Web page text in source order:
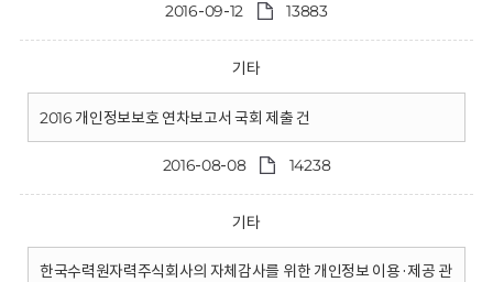
2016-09-12 13883
기타
2016 개인정보보호 연차보고서 국회 제출 건
2016-08-08 14238
기타
한국수력원자력주식회사의 자체감사를 위한 개인정보 이용·제공 관